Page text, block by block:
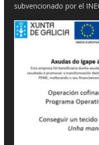
subvencionado por el